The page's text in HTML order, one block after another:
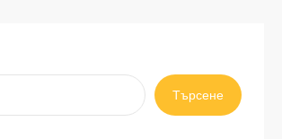
Търсене